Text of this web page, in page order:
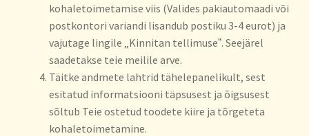
kohaletoimetamise viis (Valides pakiautomaadi või
postkontori variandi lisandub postiku 3-4 eurot) ja
vajutage lingile „Kinnitan tellimuseˮ. Seejärel
saadetakse teie meilile arve.
Täitke andmete lahtrid tähelepanelikult, sest
esitatud informatsiooni täpsusest ja õigsusest
sõltub Teie ostetud toodete kiire ja tõrgeteta
kohaletoimetamine.